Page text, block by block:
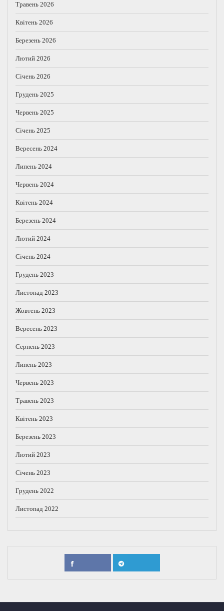
Травень 2026
Квітень 2026
Березень 2026
Лютий 2026
Січень 2026
Грудень 2025
Червень 2025
Січень 2025
Вересень 2024
Липень 2024
Червень 2024
Квітень 2024
Березень 2024
Лютий 2024
Січень 2024
Грудень 2023
Листопад 2023
Жовтень 2023
Вересень 2023
Серпень 2023
Липень 2023
Червень 2023
Травень 2023
Квітень 2023
Березень 2023
Лютий 2023
Січень 2023
Грудень 2022
Листопад 2022